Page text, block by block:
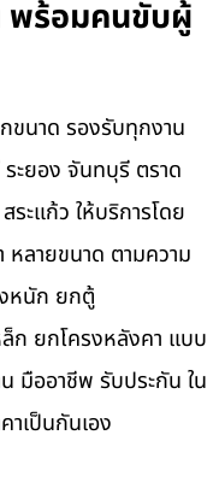
พร้อมคนขับผู้
ขนาด รองรับทุกงาน
ะยอง จันทบุรี ตราด
ระแก้ว ให้บริการโดย
หลายขนาด ตามความ
หนัก ยกตู้
ล็ก ยกโครงหลังคา แบบ
มืออาชีพ รับประกัน ใน
เป็นกันเอง